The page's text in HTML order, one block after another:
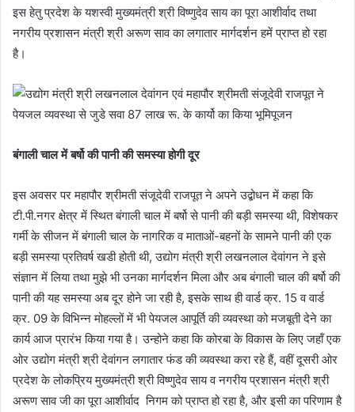
इस हेतु प्रदेश के यशस्वी मुख्यमंत्री श्री विष्णुदेव साय का पूरा आशीर्वाद तथा
नगरीय प्रशासन मंत्री श्री अरूण साव का लगातार मार्गदर्शन हमें प्राप्त हो रहा
है।
बंगाली चाल में बर्षो की पानी की समस्या होगी दूर
इस अवसर पर महापौर श्रीमती संजूदेवी राजपूत ने अपने उद्बोधन में कहा कि
टी.पी.नगर क्षेत्र में स्थित बंगाली चाल में बर्षो से पानी की बड़ी समस्या थी, विशेषकर
गर्मी के सीजन में बंगाली चाल के नागरिक व माताओं-बहनों के सामने पानी की एक
बड़ी समस्या प्रतिवर्ष खडी होती थी, उद्योग मंत्री श्री लखनलाल देवांगन ने इसे
संज्ञान में लिया तथा मुझे भी उनका मार्गदर्शन मिला और अब बंगाली चाल की बर्षो की
पानी की यह समस्या अब दूर होने जा रही है, इसके साथ ही वार्ड क्र. 15 व वार्ड
क्र. 09 के विभिन्न मोहल्लों में भी पेयजल आपूर्ति की व्यवस्था को मजबूती देने का
कार्य आज प्रारंभ किया गया है। उन्होने कहा कि कोरबा के विकास के लिए जहॉं एक
ओर उद्योग मंत्री श्री देवांगन लगातार फंड की व्यवस्था करा रहे हैं, वहीं दूसरी ओर
प्रदेश के लोकप्रिय मुख्यमंत्री श्री विष्णुदेव साय व नगरीय प्रशासन मंत्री श्री
अरूण साव जी का पूरा आशीर्वाद निगम को प्राप्त हो रहा है, और इसी का परिणाम है